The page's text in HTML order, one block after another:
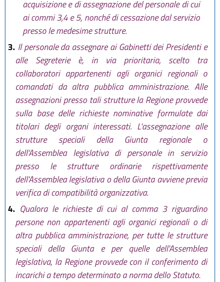
acquisizione e di assegnazione del personale di cui
ai commi 3,4 e 5, nonché di cessazione dal servizio
presso le medesime strutture.
3. Il personale da assegnare ai Gabinetti dei Presidenti e
alle Segreterie è, in via prioritaria, scelto tra
collaboratori appartenenti agli organici regionali o
comandati da altra pubblica amministrazione. Alle
assegnazioni presso tali strutture la Regione provvede
sulla base delle richieste nominative formulate dai
titolari degli organi interessati. L'assegnazione alle
strutture speciali della Giunta regionale o
dell'Assemblea legislativa di personale in servizio
presso le strutture ordinarie rispettivamente
dell'Assemblea legislativa o della Giunta avviene previa
verifica di compatibilità organizzativa.
4. Qualora le richieste di cui al comma 3 riguardino
persone non appartenenti agli organici regionali o di
altra pubblica amministrazione, per tutte le strutture
speciali della Giunta e per quelle dell'Assemblea
legislativa, la Regione provvede con il conferimento di
incarichi a tempo determinato a norma dello Statuto.